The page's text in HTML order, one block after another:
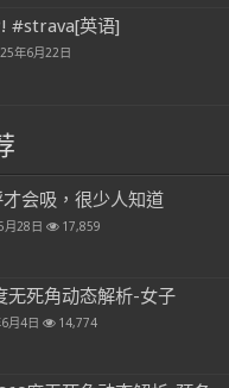
#strava[英语]
年6月22日
会吸，很少人知道
月28日 17,859
无死角动态解析-女子
月4日 14,774